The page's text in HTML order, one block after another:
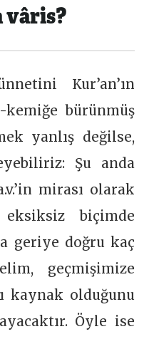
vâris?
Kur’an’ın
bürünmüş
yanlış değilse,
Şu anda
mirası olarak
biçimde
geriye doğru kaç
geçmişimize
kaynak olduğunu
Öyle ise